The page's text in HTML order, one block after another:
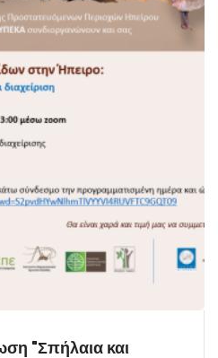
"Σπήλαια και